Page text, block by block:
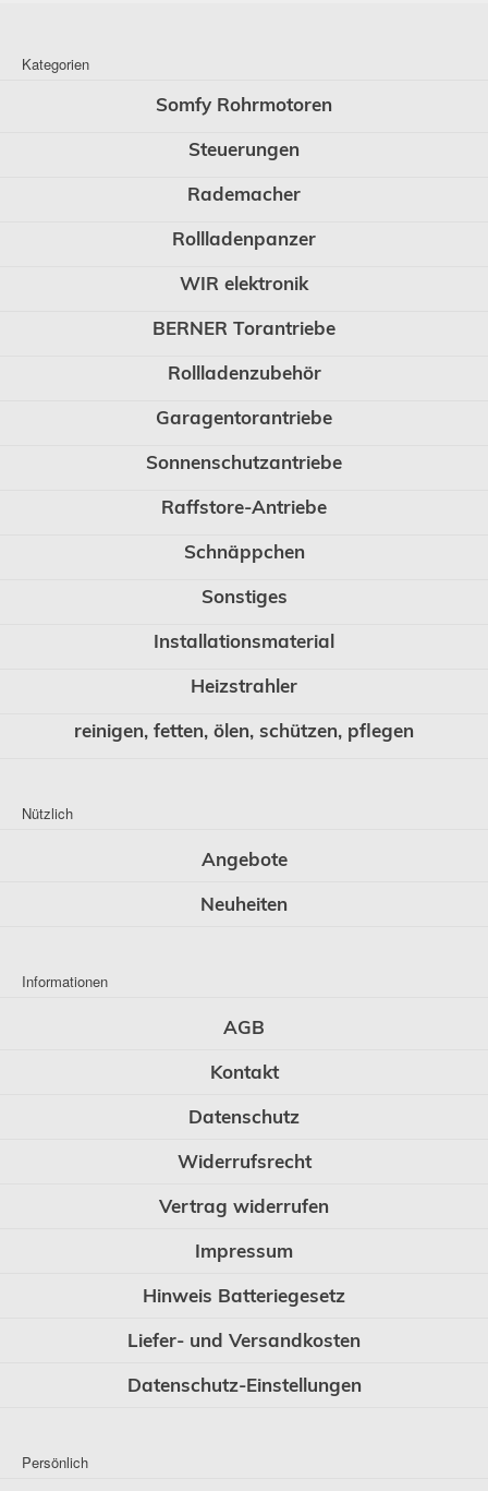
Kategorien
Somfy Rohrmotoren
Steuerungen
Rademacher
Rollladenpanzer
WIR elektronik
BERNER Torantriebe
Rollladenzubehör
Garagentorantriebe
Sonnenschutzantriebe
Raffstore-Antriebe
Schnäppchen
Sonstiges
Installationsmaterial
Heizstrahler
reinigen, fetten, ölen, schützen, pflegen
Nützlich
Angebote
Neuheiten
Informationen
AGB
Kontakt
Datenschutz
Widerrufsrecht
Vertrag widerrufen
Impressum
Hinweis Batteriegesetz
Liefer- und Versandkosten
Datenschutz-Einstellungen
Persönlich